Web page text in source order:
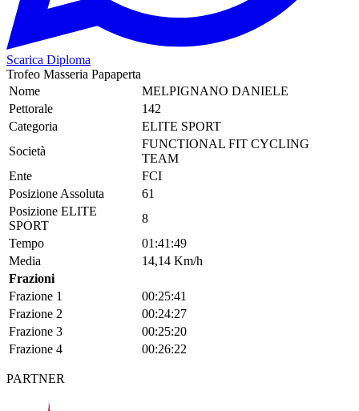
Scarica Diploma
Trofeo Masseria Papaperta
Nome
MELPIGNANO DANIELE
Pettorale
142
Categoria
ELITE SPORT
Società
FUNCTIONAL FIT CYCLING
TEAM
Ente
FCI
Posizione Assoluta
61
Posizione ELITE
SPORT
8
Tempo
01:41:49
Media
14,14 Km/h
Frazioni
Frazione 1
00:25:41
Frazione 2
00:24:27
Frazione 3
00:25:20
Frazione 4
00:26:22
PARTNER